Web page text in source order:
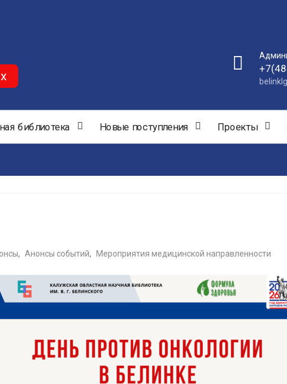
библиотека Новые поступления Проекты
, Анонсы событий, Мероприятия медицинской направленности